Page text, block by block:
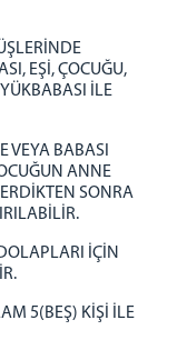
EŞİ, ÇOCUĞU,
İLE
VEYA BABASI
ANNE
SONRA
İÇİN
5(BEŞ) KİŞİ İLE